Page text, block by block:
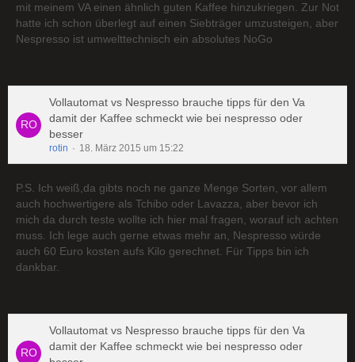
mit meinem VA einen ähnlich guten Kaffee hinzukriegen. Zur Not
hatte ich schon überlegt auf einen Siebträger umzusteigen, aber
Nespresso ist umwelttechnisch ein absolutes NoGo
Vollautomat vs Nespresso brauche tipps für den Va
damit der Kaffee schmeckt wie bei nespresso oder
besser
rotin 18. März 2015 um 15:22
P.S. Ich weiß,da gibts noch ne ganze Menge Sorten, vor allem
auch hochwertigere als Tchibo oder Lavazza, aber bevor ich
mich da durch teste wollte ich hier mal fragen, worauf ich achten
muss. Ich lege auch gerne etwas mehr an, Nespresso würde
auch 60 Euro kosten aufs Kilo gerechnet. Für Tipps bin ich
dankbar.
Vollautomat vs Nespresso brauche tipps für den Va
damit der Kaffee schmeckt wie bei nespresso oder